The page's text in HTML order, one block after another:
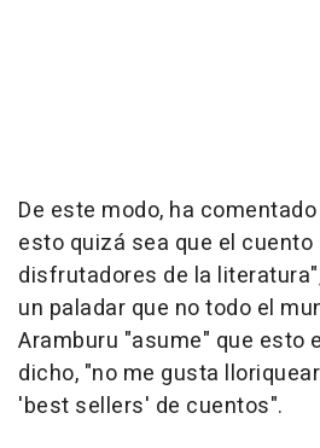
De este modo, ha
esto quizá sea que el cuento
disfrutadores de la
un paladar que no todo el
Aramburu "asume" que esto
dicho, "no me gusta
'best sellers' de cuentos".